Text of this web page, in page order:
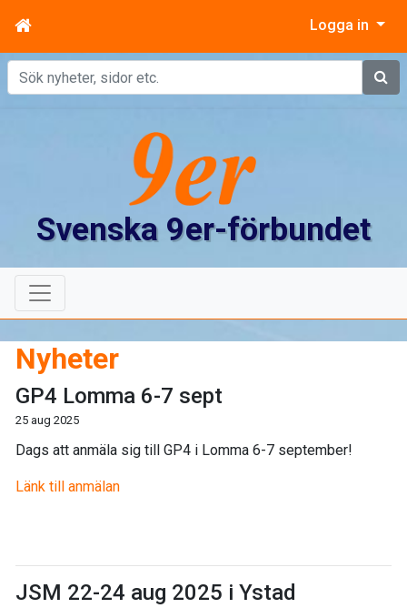
Logga in
Sök
Svenska 9er-förbundet
Nyheter
GP4 Lomma 6-7 sept
25 aug 2025
Dags att anmäla sig till GP4 i Lomma 6-7 september!
Länk till anmälan
JSM 22-24 aug 2025 i Ystad